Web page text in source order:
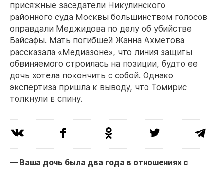
присяжные заседатели Никулинского
районного суда Москвы большинством голосов
оправдали Меджидова по делу об убийстве
Байсафы. Мать погибшей Жанна Ахметова
рассказала «Медиазоне», что линия защиты
обвиняемого строилась на позиции, будто ее
дочь хотела покончить с собой. Однако
экспертиза пришла к выводу, что Томирис
толкнули в спину.
— Ваша дочь была два года в отношениях с